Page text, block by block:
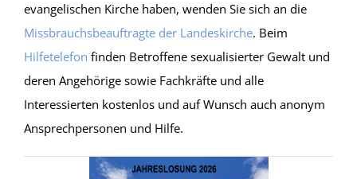
evangelischen Kirche haben, wenden Sie sich an die
Missbrauchsbeauftragte der Landeskirche. Beim
Hilfetelefon finden Betroffene sexualisierter Gewalt und
deren Angehörige sowie Fachkräfte und alle
Interessierten kostenlos und auf Wunsch auch anonym
Ansprechpersonen und Hilfe.